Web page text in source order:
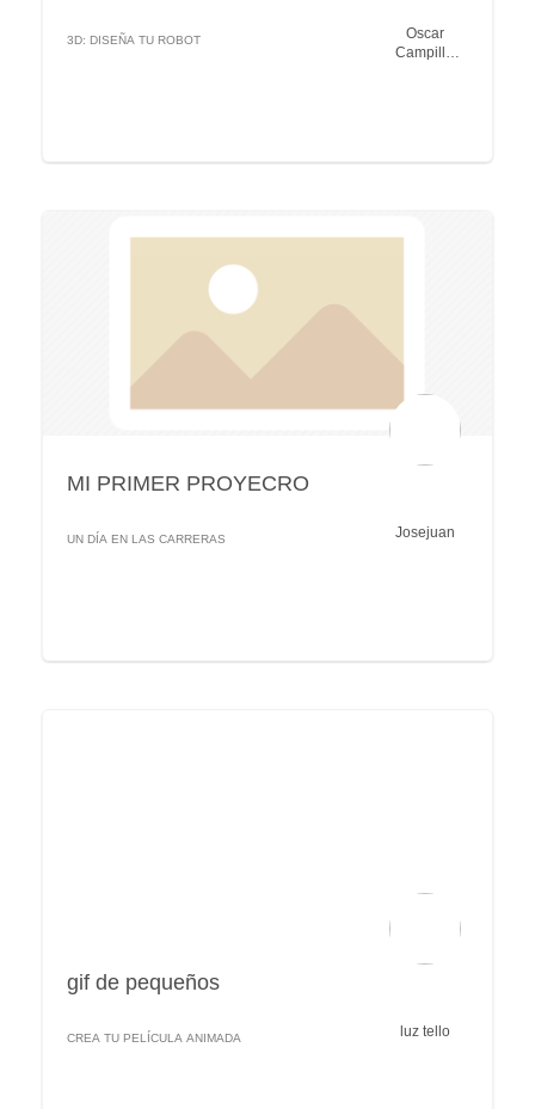
Oscar
Campillo
3D: DISEÑA TU ROBOT
Josejuan
MI PRIMER PROYECRO
UN DÍA EN LAS CARRERAS
luz tello
gif de pequeños
CREA TU PELÍCULA ANIMADA